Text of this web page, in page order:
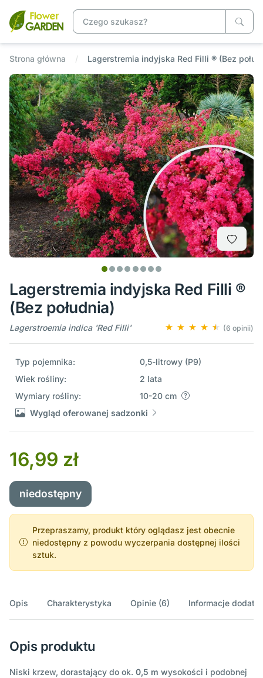
Strona główna Lagerstremia indyjska Red Filli ® (Bez
Lagerstremia indyjska Red Filli ®
(Bez południa)
Lagerstroemia indica 'Red Filli' (6 opinii)
Typ pojemnika:
0,5-litrowy (P9)
Wiek rośliny:
2 lata
Wymiary rośliny:
10-20 cm
Wygląd oferowanej sadzonki
16,99 zł
niedostępny
Przepraszamy, produkt który oglądasz jest obecnie
niedostępny z powodu wyczerpania dostępnej ilości
sztuk.
Opis Charakterystyka Opinie (6) Informacje
Opis produktu
Niski krzew, dorastający do ok. 0,5 m wysokości i podobnej